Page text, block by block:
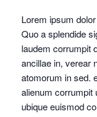
Lorem ipsum
Quo a splendide
laudem corrumpit
ancillae in, verear
atomorum in sed.
alienum corrumpit
ubique euismod